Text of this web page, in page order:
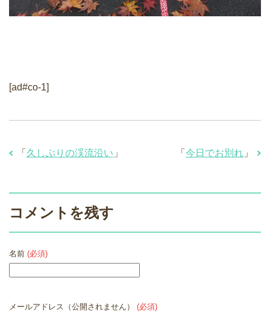
[ad#co-1]
「 今日でお別れ 」
「 久しぶりの渓流沿い 」
コメントを残す
名前 (必須)
メールアドレス（公開されません） (必須)